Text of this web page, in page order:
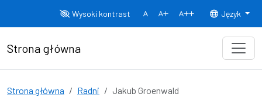
Wysoki kontrast
Normalny rozmiar czcionki
Rozmiar czcionki 150% Rozmiar
Język
Strona główna
Strona główna Radni Jakub Groenwald